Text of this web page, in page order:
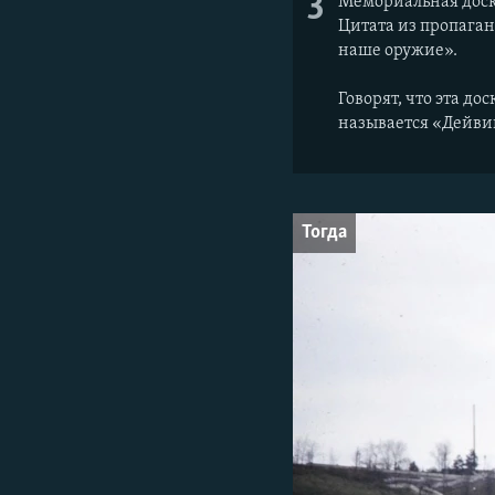
3
Цитата из
наше оружие».
Говорят, что эта
называется
Тогда